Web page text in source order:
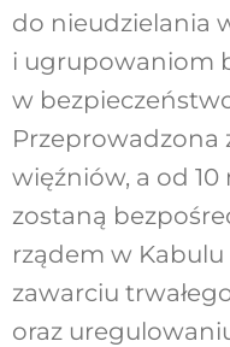
do nieudzielania
i ugrupowaniom
w
Przeprowadzona
więźniów, a od
zostaną
rządem w
zawarciu
oraz